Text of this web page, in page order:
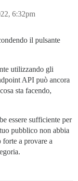
6:32pm
il pulsante
utilizzando gli
API può ancora
sta facendo,
essere sufficiente per
pubblico non abbia
a provare a